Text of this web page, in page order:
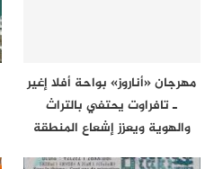
مهرجان «أناروز» بواحة أفلا إغير
ـ تافراوت يحتفي بالتراث
والهوية ويعزز إشعاع المنطقة